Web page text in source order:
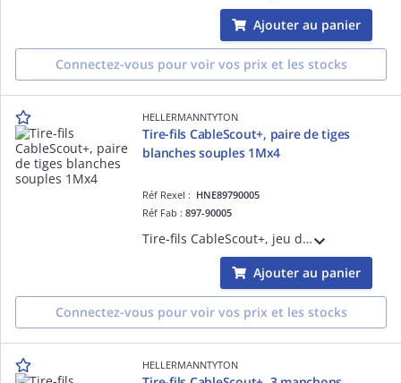
Ajouter au panier
Connectez-vous pour voir vos prix et les stocks
HELLERMANNTYTON
Tire-fils CableScout+, paire de tiges
blanches souples 1Mx4
Réf Rexel : HNE89790005
Réf Fab :897-90005
Tire-fils CableScout+, jeu de 2 rallonges souples, plastique + fibre de verre, Blanc, longueur 1000 mm, diamètre 4 mm
Ajouter au panier
Connectez-vous pour voir vos prix et les stocks
HELLERMANNTYTON